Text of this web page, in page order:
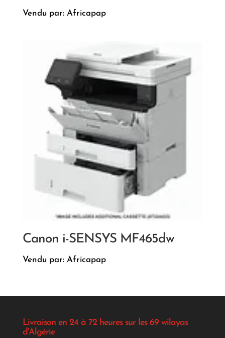
Vendu par: Africapap
Canon i-SENSYS MF465dw
Vendu par: Africapap
Livraison en 24 à 72 heures sur les 69 wilayas
d'Algérie